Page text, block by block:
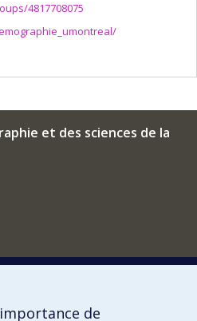
4817708075
et des sciences de la
de